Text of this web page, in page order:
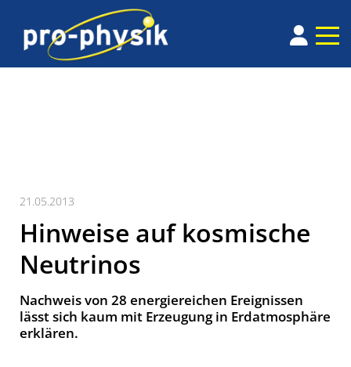
21.05.2013
Hinweise auf kosmische
Neutrinos
Nachweis von 28 energiereichen Ereignissen
lässt sich kaum mit Erzeugung in Erdatmosphäre
erklären.